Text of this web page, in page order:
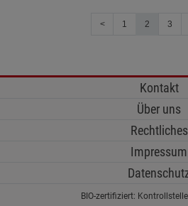
< 1 2 3
Kontakt
Über uns
Rechtliches
Impressum
BIO-zertifiziert: Kontrollstelle